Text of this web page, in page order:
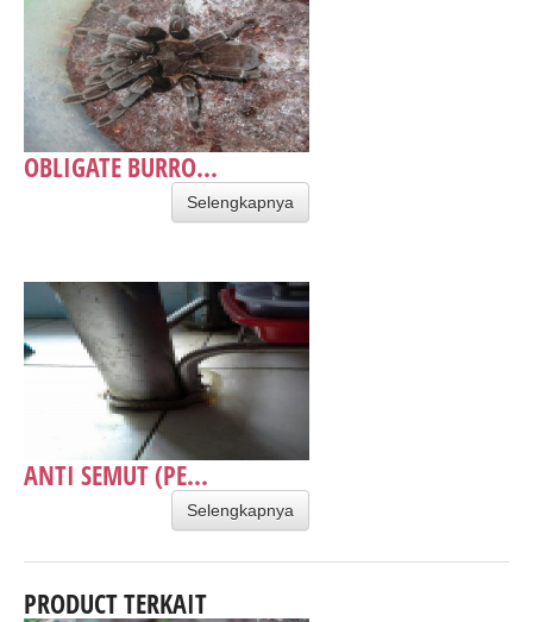
OBLIGATE BURRO...
Selengkapnya
ANTI SEMUT (PE...
Selengkapnya
PRODUCT TERKAIT